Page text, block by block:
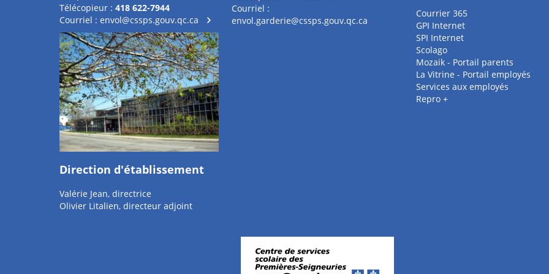
Télécopieur : 418 622-7944
Courriel : envol@cssps.gouv.qc.ca
Direction d'établissement
Valérie Jean, directrice
Olivier Litalien, directeur adjoint
Courriel :
envol.garderie@cssps.gouv.qc.ca
Courrier 365
GPI Internet
SPI Internet
Scolago
Mozaik - Portail parents
La Vitrine - Portail employés
Services aux employés
Repro +